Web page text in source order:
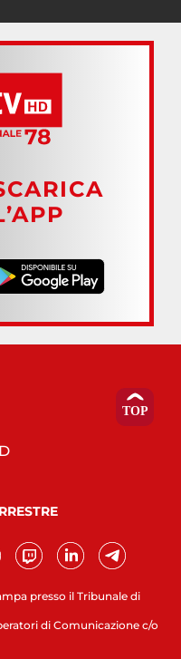
presso il Tribunale di
di Comunicazione c/o